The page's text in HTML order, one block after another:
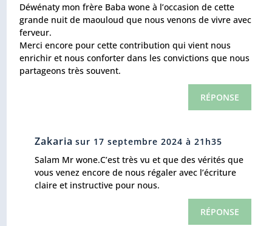
Déwénaty mon frère Baba wone à l’occasion de cette
grande nuit de maouloud que nous venons de vivre avec
ferveur.
Merci encore pour cette contribution qui vient nous
enrichir et nous conforter dans les convictions que nous
partageons très souvent.
RÉPONSE
Zakaria sur 17 septembre 2024 à 21h35
Salam Mr wone.C’est très vu et que des vérités que
vous venez encore de nous régaler avec l’écriture
claire et instructive pour nous.
RÉPONSE